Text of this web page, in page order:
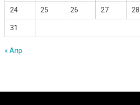
24 25 26 27 28
31
« Апр